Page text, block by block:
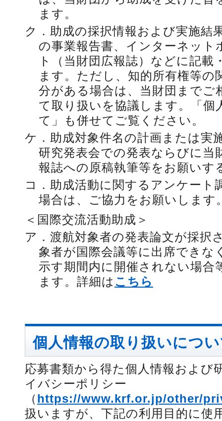
ます。
ク． 助成の採択情報および実施結
の事業報告書、インターネッ
ト（当財団広報誌）などに記
ます。ただし、知的所有権等
分がある場合は、当財団までご
て取り扱いを協議します。「個
て」も併せてご覧ください。
ケ． 助成対象件名の計画または実
研究発表会での発表ならびに当
報誌への原稿執筆等をお願いす
コ． 助成活動に関するアンケート
場合は、ご協力をお願いします
＜国際交流活動助成＞
ア． 渡航対象者の発表論文が採択
象者が国際会議等に出席できな
示す期間内に開催されない場合
ます。詳細は こちら
個人情報の取り扱いにつ
応募書類から得た個人情報および
イバシーポリシー
（https://www.krf.or.jp/other/
扱いますが、下記の利用目的に使